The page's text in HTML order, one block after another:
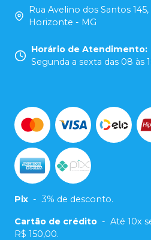
Rua Avelino dos Santos
Horizonte - MG
Horário de Atendimento:
Segunda a sexta das 08 às
Pix - 3% de desconto.
Cartão de crédito - Até 10x
R$ 150,00.